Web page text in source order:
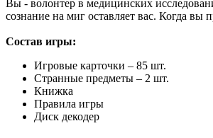
Вы - волонтер в медицинских
сознание на миг оставляет вас. Когда вы
Состав игры:
Игровые карточки – 85 шт.
Странные предметы – 2 шт.
Книжка
Правила игры
Диск декодер